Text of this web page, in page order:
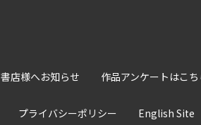
書店様へお知らせ 作品アンケートはこち
プライバシーポリシー English Site